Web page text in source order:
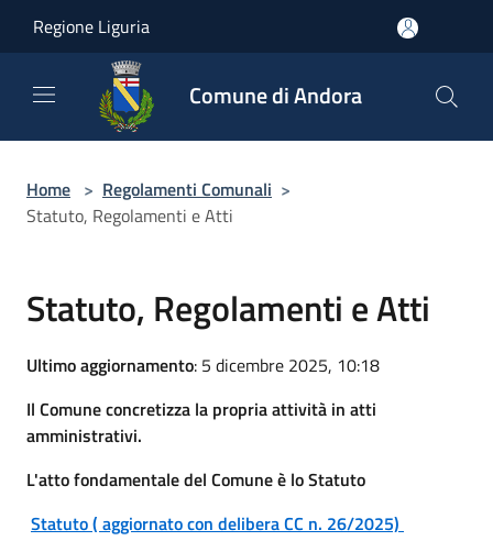
Regione Liguria
Comune di Andora
Home > Regolamenti Comunali >
Statuto, Regolamenti e Atti
Statuto, Regolamenti e Atti
Ultimo aggiornamento: 5 dicembre 2025, 10:18
Il Comune concretizza la propria attività in atti
amministrativi.
L'atto fondamentale del Comune è lo Statuto
Statuto ( aggiornato con delibera CC n. 26/2025)